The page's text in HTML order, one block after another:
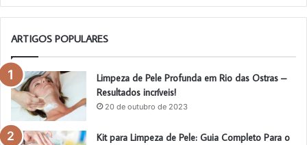
ARTIGOS POPULARES
Limpeza de Pele Profunda em Rio das Ostras –
Resultados incríveis!
20 de outubro de 2023
Kit para Limpeza de Pele: Guia Completo Para o